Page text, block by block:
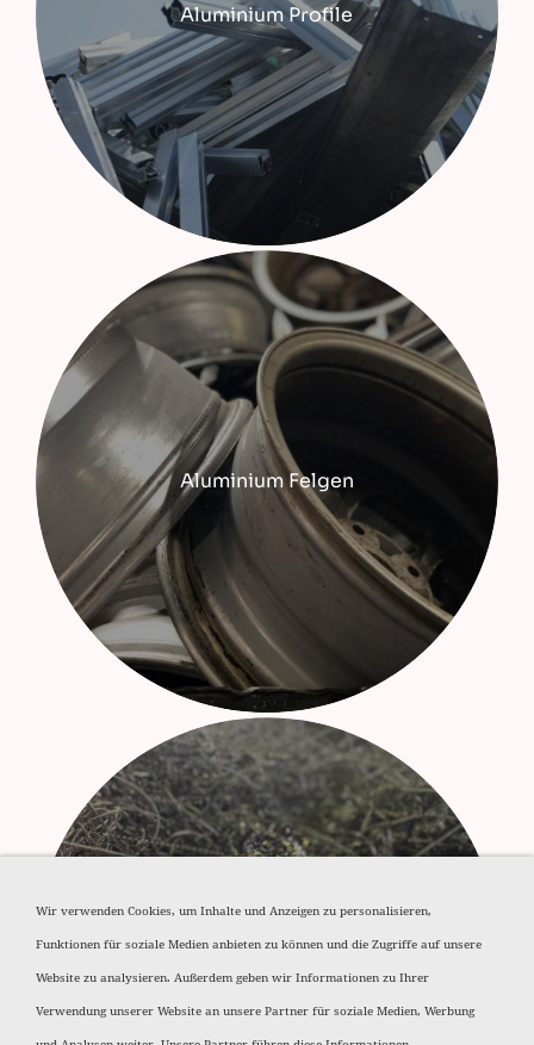
Aluminium Profile
Aluminium Felgen
Aluminium Späne
Wir verwenden Cookies, um Inhalte und Anzeigen zu personalisieren,
Funktionen für soziale Medien anbieten zu können und die Zugriffe auf unsere
Website zu analysieren. Außerdem geben wir Informationen zu Ihrer
Verwendung unserer Website an unsere Partner für soziale Medien, Werbung